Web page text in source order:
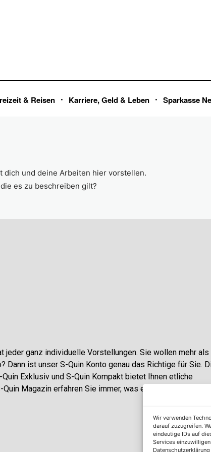
Wir verwenden
darauf zuzugreifen.
eindeutige IDs auf
Services
& Reisen Karriere, Geld & Leben Sparkasse
und deine Arbeiten hier vorstellen.
es zu beschreiben gilt?
jeder ganz individuelle Vorstellungen. Sie wollen mehr als
Dann ist unser S-Quin Konto genau das Richtige für Sie.
Exklusiv und S-Quin Kompakt bietet Ihnen etliche
Magazin erfahren Sie immer, was es Neues gibt.